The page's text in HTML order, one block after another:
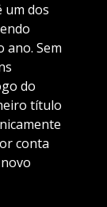
um dos
ano. Sem
do
título
conta